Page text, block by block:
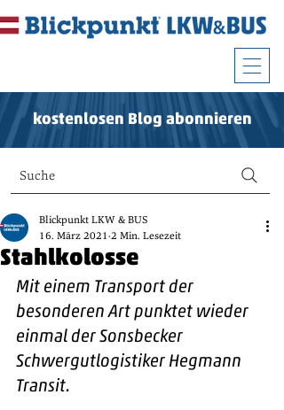
kostenlosen Blog abonnieren
Suche
Stahlkolosse
Blickpunkt LKW & BUS
16. März 2021 2 Min. Lesezeit
Mit einem Transport der
besonderen Art punktet wieder
einmal der Sonsbecker
Schwergutlogistiker Hegmann
Transit.